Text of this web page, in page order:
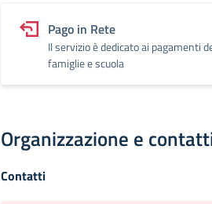
Pago in Rete
Il servizio è dedicato ai pagamenti
famiglie e scuola
Organizzazione e
Contatti